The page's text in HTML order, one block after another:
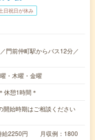
日祝日が休み
門前仲町駅からバス12分／
・木曜・金曜
憩1時間＊
始時期はご相談ください
給2250円 月収例：1800